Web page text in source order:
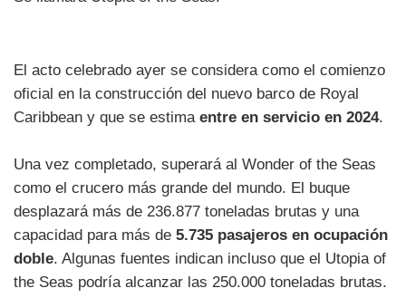
El acto celebrado ayer se considera como el comienzo
oficial en la construcción del nuevo barco de Royal
Caribbean y que se estima entre en servicio en 2024.
Una vez completado, superará al Wonder of the Seas
como el crucero más grande del mundo. El buque
desplazará más de 236.877 toneladas brutas y una
capacidad para más de 5.735 pasajeros en ocupación
doble. Algunas fuentes indican incluso que el Utopia of
the Seas podría alcanzar las 250.000 toneladas brutas.